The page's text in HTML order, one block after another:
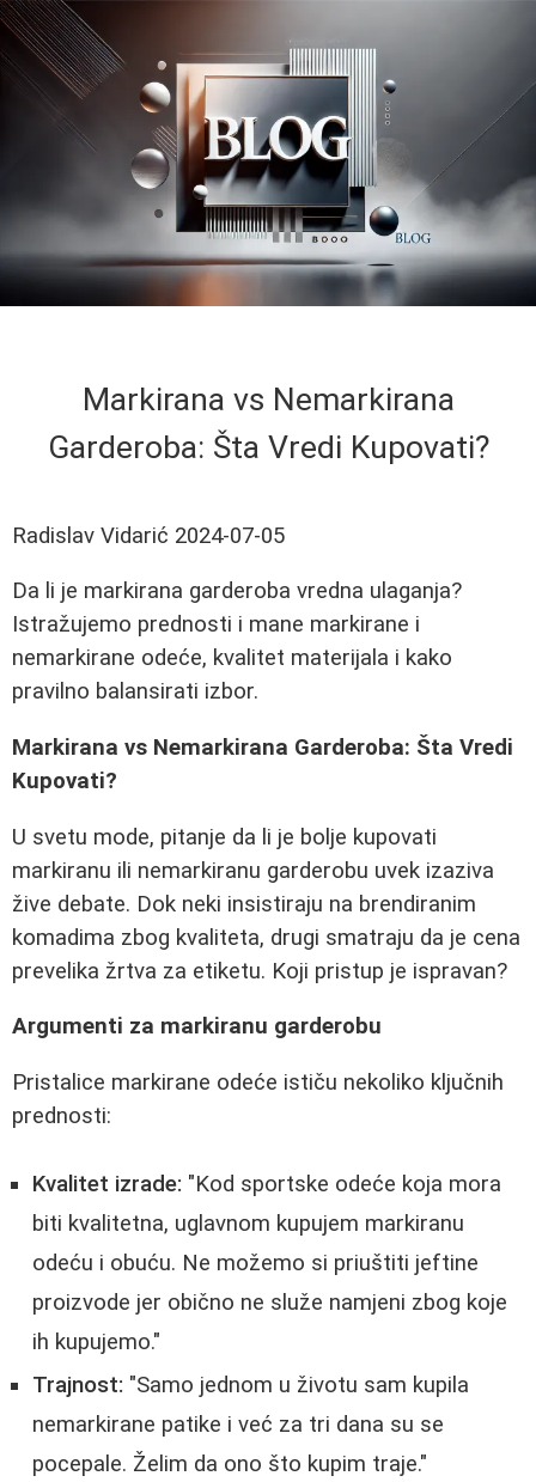
Markirana vs Nemarkirana
Garderoba: Šta Vredi Kupovati?
Radislav Vidarić 2024-07-05
Da li je markirana garderoba vredna ulaganja?
Istražujemo prednosti i mane markirane i
nemarkirane odeće, kvalitet materijala i kako
pravilno balansirati izbor.
Markirana vs Nemarkirana Garderoba: Šta Vredi
Kupovati?
U svetu mode, pitanje da li je bolje kupovati
markiranu ili nemarkiranu garderobu uvek izaziva
žive debate. Dok neki insistiraju na brendiranim
komadima zbog kvaliteta, drugi smatraju da je cena
prevelika žrtva za etiketu. Koji pristup je ispravan?
Argumenti za markiranu garderobu
Pristalice markirane odeće ističu nekoliko ključnih
prednosti:
Kvalitet izrade: "Kod sportske odeće koja mora
biti kvalitetna, uglavnom kupujem markiranu
odeću i obuću. Ne možemo si priuštiti jeftine
proizvode jer obično ne služe namjeni zbog koje
ih kupujemo."
Trajnost: "Samo jednom u životu sam kupila
nemarkirane patike i već za tri dana su se
pocepale. Želim da ono što kupim traje."